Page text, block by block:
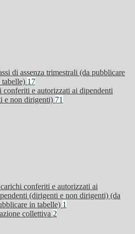
di assenza trimestrali (da pubblicare
tabelle) 17
conferiti e autorizzati ai dipendenti
e non dirigenti) 71
conferiti e autorizzati ai
(dirigenti e non dirigenti) (da
in tabelle) 1
collettiva 2